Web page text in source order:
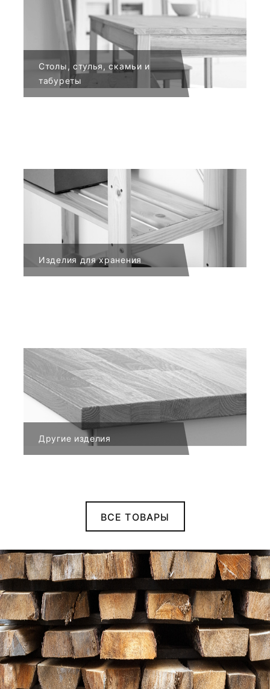
Столы, стулья, скамьи и
табуреты
Изделия для хранения
Другие изделия
ВСЕ ТОВАРЫ